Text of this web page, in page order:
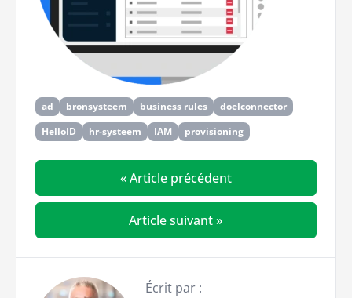
ad bronsysteem business rules
doelconnector
HelloID
hr-systeem IAM provisioning
« Article précédent
Article suivant »
Écrit par :